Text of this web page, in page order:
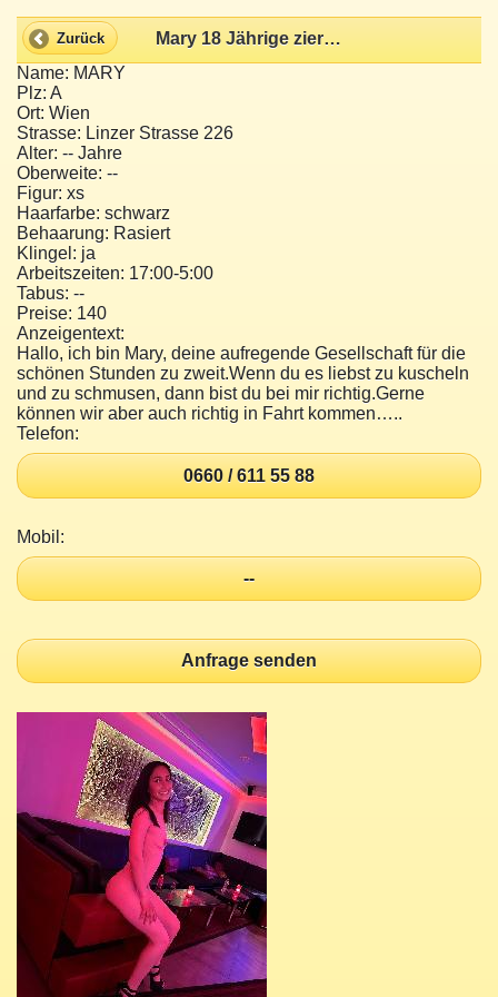
Zurück
Mary 18 Jährige zierliches Teen Girl
Name: MARY
Plz: A
Ort: Wien
Strasse: Linzer Strasse 226
Alter: -- Jahre
Oberweite: --
Figur: xs
Haarfarbe: schwarz
Behaarung: Rasiert
Klingel: ja
Arbeitszeiten: 17:00-5:00
Tabus: --
Preise: 140
Anzeigentext:
Hallo, ich bin Mary, deine aufregende Gesellschaft für die
schönen Stunden zu zweit.Wenn du es liebst zu kuscheln
und zu schmusen, dann bist du bei mir richtig.Gerne
können wir aber auch richtig in Fahrt kommen…..
Telefon:
0660 / 611 55 88
Mobil:
--
Anfrage senden